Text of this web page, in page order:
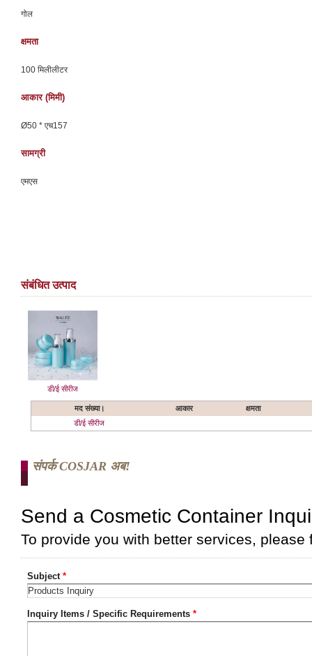
गोल
क्षमता
100 मिलीलीटर
आकार (मिमी)
Ø50 * एच157
सामग्री
एमएस
संबंधित उत्पाद
डी/ई सीरीज
मद संख्या। आकार
क्षमता
डी/ई सीरीज
संपर्क COSJAR अब!